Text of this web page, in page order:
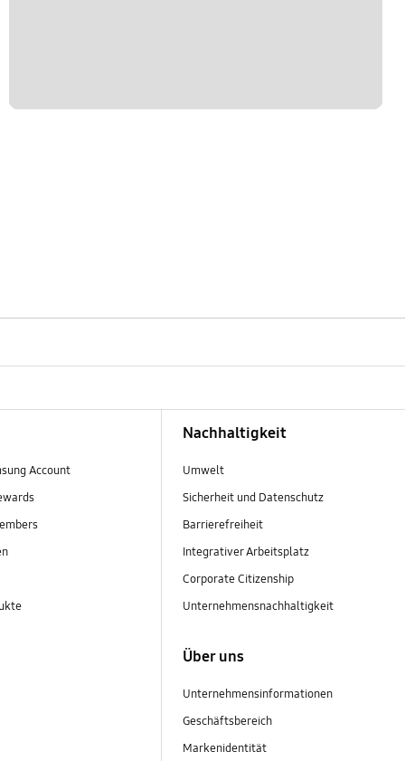
Account
Nachhaltigkeit
Umwelt
Sicherheit und Datenschutz
Barrierefreiheit
Integrativer Arbeitsplatz
Corporate Citizenship
Unternehmensnachhaltigkeit
Über uns
Unternehmensinformationen
Geschäftsbereich
Markenidentität